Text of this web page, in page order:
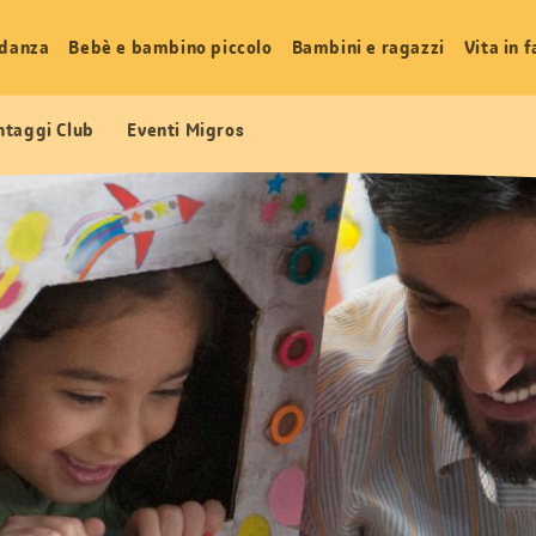
Bebè e bambino piccolo Bambini e ragazzi Vita in
Club Eventi Migros